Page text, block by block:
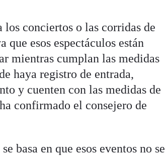
conciertos o las corridas de
que esos espectáculos están
mientras cumplan las medidas
haya registro de entrada,
y cuenten con las medidas de
confirmado el consejero de
basa en que esos eventos no se